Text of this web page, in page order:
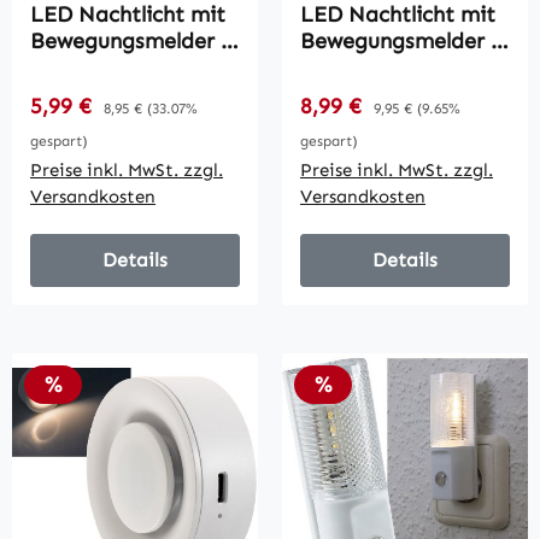
LED Nachtlicht mit
Bewegungsmelder /
Dämmerungssensor,
Warmweiß
Verkaufspreis:
5,99 € Regulärer Preis:
8,95 € (33.07%
gespart)
Preise inkl. MwSt. zzgl.
Versandkosten
Details
LED Nachtlicht mit
Bewegungsmelder /
Warmweiß,
On/Off/Auto
Verkaufspreis:
8,99 € Regulärer Preis:
9,95 € (9.65%
gespart)
Preise inkl. MwSt. zzgl.
Versandkosten
Details
Rabatt
% Rabatt
%